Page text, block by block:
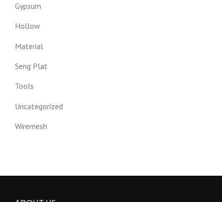
Gypsum
Hollow
Material
Seng Plat
Tools
Uncategorized
Wiremesh